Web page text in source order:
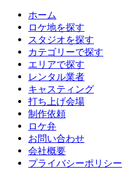
ホーム
ロケ地を探す
スタジオを探す
カテゴリーで探す
エリアで探す
レンタル業者
キャスティング
打ち上げ会場
制作依頼
ロケ弁
お問い合わせ
会社概要
プライバシーポリシー